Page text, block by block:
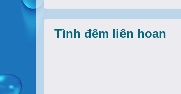
Tình đêm liên hoan